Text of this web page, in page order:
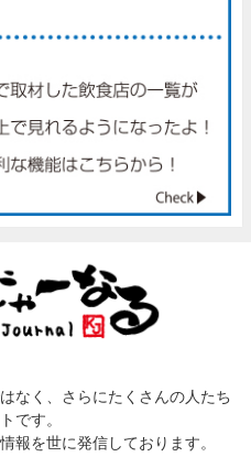
なく、さらにたくさんの人たち
です。
報を世に発信しております。